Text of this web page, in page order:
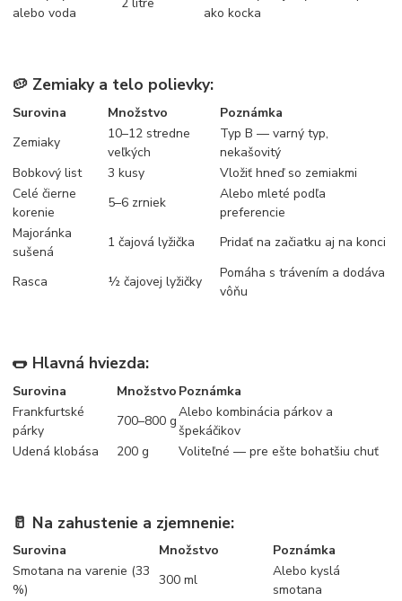
alebo voda
ako kocka
🥔 Zemiaky a telo polievky:
Surovina Množstvo
Poznámka
Zemiaky
10–12 stredne
veľkých
Typ B — varný typ,
nekašovitý
Bobkový list
3 kusy
Vložiť hneď so zemiakmi
Celé čierne
korenie
5–6 zrniek
Alebo mleté podľa
preferencie
Majoránka
sušená
1 čajová lyžička Pridať na začiatku aj na konci
Rasca ½ čajovej lyžičky
Pomáha s trávením a dodáva
vôňu
🌭 Hlavná hviezda:
Surovina Množstvo Poznámka
Frankfurtské
párky
700–800 g
Alebo kombinácia párkov a
špekáčikov
Udená klobása
200 g Voliteľné — pre ešte bohatšiu chuť
🥛 Na zahustenie a zjemnenie:
Surovina Množstvo
Poznámka
Smotana na varenie (33
%)
300 ml
Alebo kyslá
smotana